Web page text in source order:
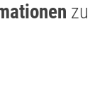
zu